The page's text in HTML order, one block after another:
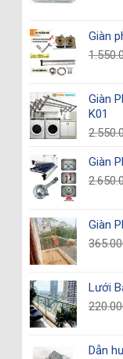
Giàn
Giàn
K01
Giàn
Giàn
Lưới
Dẫn